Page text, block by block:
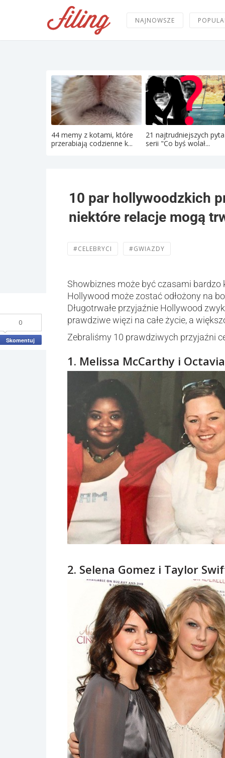
NAJNOWSZE
44 memy z kotami, które
przerabiają codzienne k...
21 najtrudniejszych
serii "Co byś wolał...
10 par hollywoodzkich
niektóre relacje mogą
#CELEBRYCI #GWIAZDY
0
Skomentuj
Showbiznes może być czasami bardzo
Hollywood może zostać odłożony na
Długotrwałe przyjaźnie Hollywood
prawdziwe więzi na całe życie, a
Zebraliśmy 10 prawdziwych przyjaźni
1. Melissa McCarthy i
2. Selena Gomez i Taylor